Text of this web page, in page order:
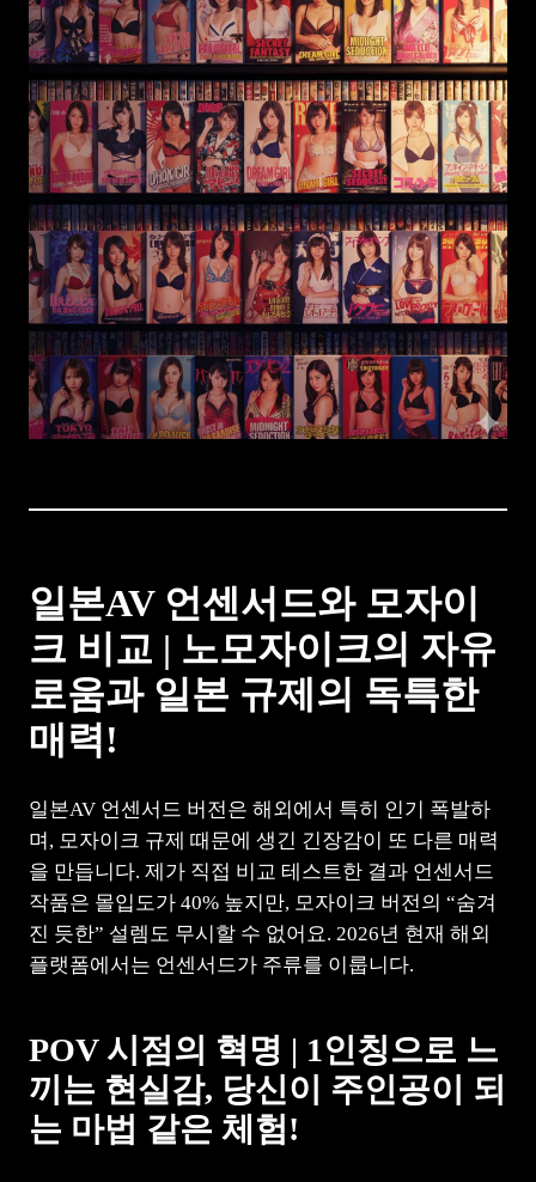
일본AV 언센서드와 모자이
크 비교 | 노모자이크의 자유
로움과 일본 규제의 독특한
매력!
일본AV 언센서드 버전은 해외에서 특히 인기 폭발하
며, 모자이크 규제 때문에 생긴 긴장감이 또 다른 매력
을 만듭니다. 제가 직접 비교 테스트한 결과 언센서드
작품은 몰입도가 40% 높지만, 모자이크 버전의 “숨겨
진 듯한” 설렘도 무시할 수 없어요. 2026년 현재 해외
플랫폼에서는 언센서드가 주류를 이룹니다.
POV 시점의 혁명 | 1인칭으로 느
끼는 현실감, 당신이 주인공이 되
는 마법 같은 체험!